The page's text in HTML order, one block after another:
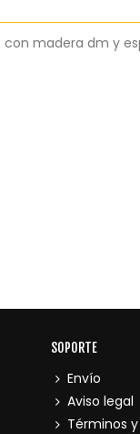
con madera dm y
SOPORTE
Envío
Aviso legal
Términos